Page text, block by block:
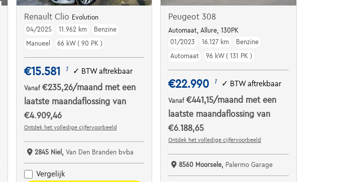
Renault Clio Evolution
04/2025
11.962 km
Benzine
Manueel
66 kW ( 90 PK )
€15.581 1 ✓ BTW aftrekbaar
Vanaf €235,26/maand met een
laatste maandaflossing van
€4.909,46
Ontdek het volledige cijfervoorbeeld
2845 Niel, Van Den Branden bvba
Vergelijk
Peugeot 308
Automaat, Allure, 130PK
01/2023
16.127 km
Benzine
Automaat
96 kW ( 131 PK )
€22.990 1 ✓ BTW aftrekbaar
Vanaf€441,15/maand met een
laatste maandaflossing van
€6.188,65
Ontdek het volledige cijfervoorbeeld
8560 Moorsele, Palermo Garage